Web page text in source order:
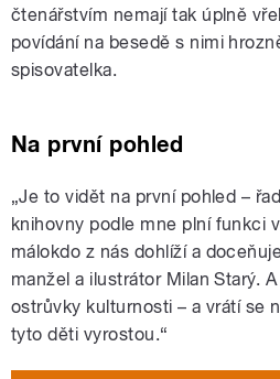
čtenářstvím nemají tak úplně
povídání na besedě s nimi
spisovatelka.
Na první pohled
„Je to vidět na první pohled –
knihovny podle mne plní funkci
málokdo z nás dohlíží a
manžel a ilustrátor Milan Starý.
ostrůvky kulturnosti – a vrátí se
tyto děti vyrostou.“